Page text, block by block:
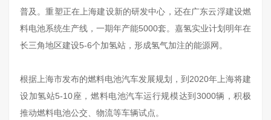
普及。重塑正在上海建设新的研发中心，还在广东云浮建设燃
料电池系统生产线，一期年产能5000套。嘉氢实业计划明年在
长三角地区建设5-6个加氢站，形成氢气加注的能源网。
根据上海市发布的燃料电池汽车发展规划，到2020年上海将建
设加氢站5-10座，燃料电池汽车运行规模达到3000辆，积极
推动燃料电池公交、物流等车辆试点。